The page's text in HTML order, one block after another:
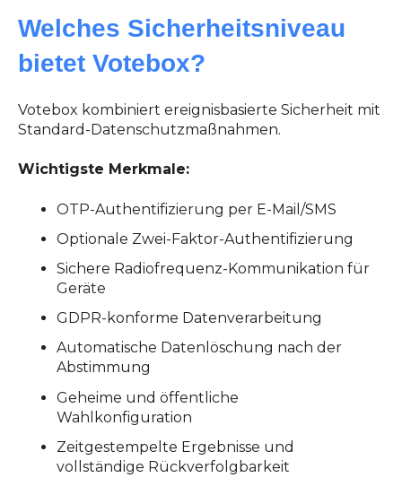
Welches Sicherheitsniveau
bietet Votebox?
Votebox kombiniert ereignisbasierte Sicherheit mit
Standard-Datenschutzmaßnahmen.
Wichtigste Merkmale:
OTP-Authentifizierung per E-Mail/SMS
Optionale Zwei-Faktor-Authentifizierung
Sichere Radiofrequenz-Kommunikation für
Geräte
GDPR-konforme Datenverarbeitung
Automatische Datenlöschung nach der
Abstimmung
Geheime und öffentliche
Wahlkonfiguration
Zeitgestempelte Ergebnisse und
vollständige Rückverfolgbarkeit